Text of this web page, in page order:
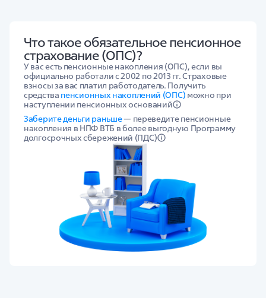
Что такое обязательное пенсионное
страхование (ОПС)?
У вас есть пенсионные накопления (ОПС), если вы
официально работали с 2002 по 2013 гг. Страховые
взносы за вас платил работодатель. Получить
средства пенсионных накоплений (ОПС) можно при
наступлении пенсионных оснований
Заберите деньги раньше— переведите пенсионные
накопления в НПФ ВТБ в более выгодную Программу
долгосрочных сбережений (ПДС)